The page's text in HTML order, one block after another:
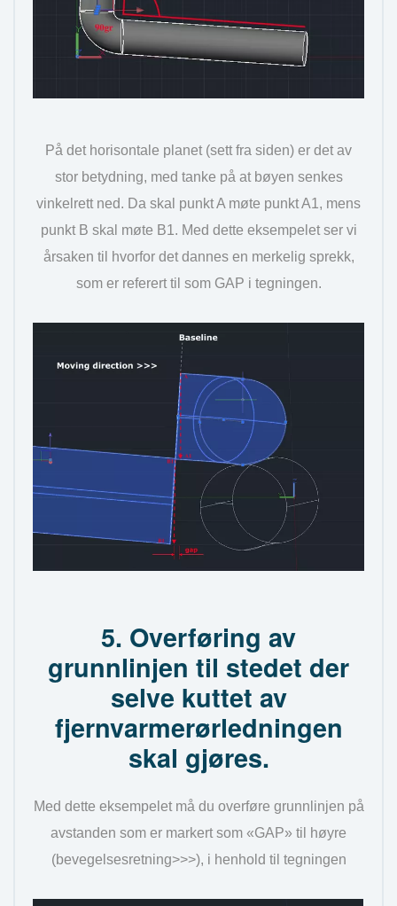
På det horisontale planet (sett fra siden) er det av
stor betydning, med tanke på at bøyen senkes
vinkelrett ned. Da skal punkt A møte punkt A1, mens
punkt B skal møte B1. Med dette eksempelet ser vi
årsaken til hvorfor det dannes en merkelig sprekk,
som er referert til som GAP i tegningen.
5. Overføring av
grunnlinjen til stedet der
selve kuttet av
fjernvarmerørledningen
skal gjøres.
Med dette eksempelet må du overføre grunnlinjen på
avstanden som er markert som «GAP» til høyre
(bevegelsesretning>>>), i henhold til tegningen